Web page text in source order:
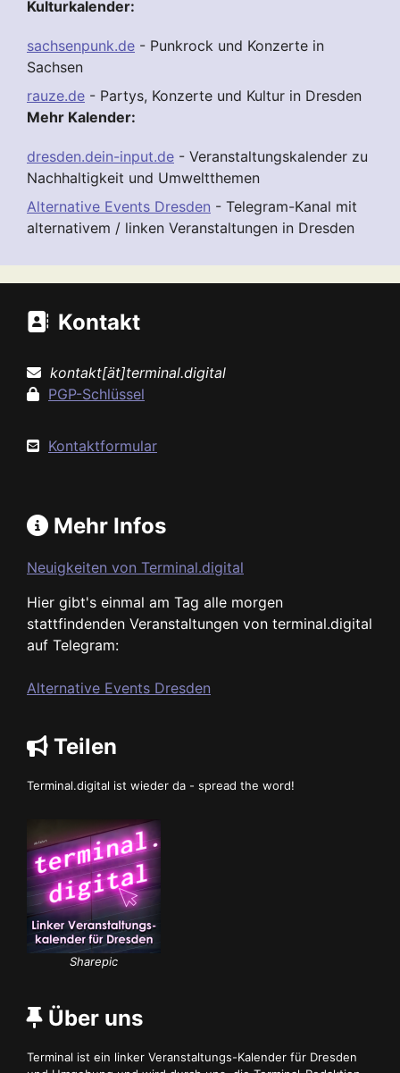
Kulturkalender:
sachsenpunk.de - Punkrock und Konzerte in
Sachsen
rauze.de - Partys, Konzerte und Kultur in Dresden
Mehr Kalender:
dresden.dein-input.de - Veranstaltungskalender zu
Nachhaltigkeit und Umweltthemen
Alternative Events Dresden - Telegram-Kanal mit
alternativem / linken Veranstaltungen in Dresden
Kontakt
kontakt[ät]terminal.digital
PGP-Schlüssel
Kontaktformular
Mehr Infos
Neuigkeiten von Terminal.digital
Hier gibt's einmal am Tag alle morgen
stattfindenden Veranstaltungen von terminal.digital
auf Telegram:
Alternative Events Dresden
Teilen
Terminal.digital ist wieder da - spread the word!
Sharepic
Über uns
Terminal ist ein linker Veranstaltungs-Kalender für Dresden